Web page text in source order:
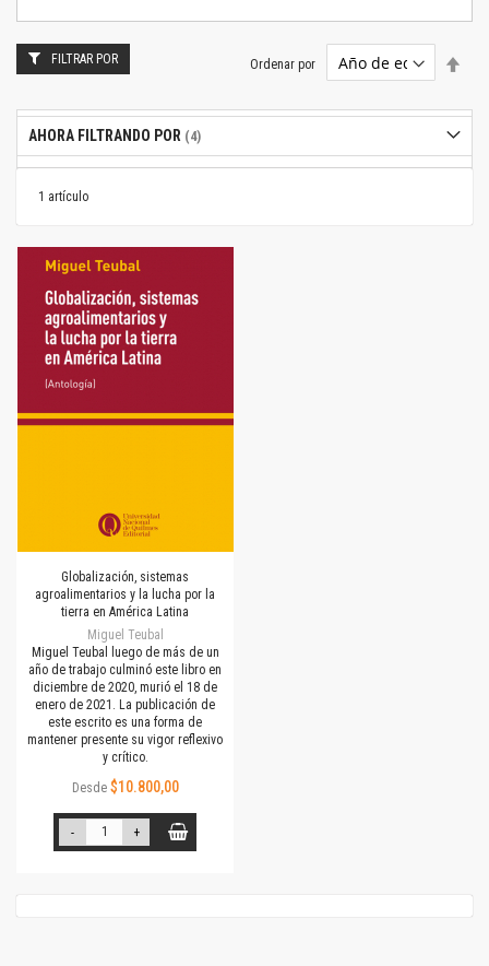
1 artículo
Ordenar por
Globalización, sistemas
agroalimentarios y la lucha por la
tierra en América Latina
Miguel Teubal
Miguel Teubal luego de más de un
año de trabajo culminó este libro en
diciembre de 2020, murió el 18 de
enero de 2021. La publicación de
este escrito es una forma de
mantener presente su vigor reflexivo
y crítico.
Desde $10.800,00
- +
FILTRAR POR
AHORA FILTRANDO POR